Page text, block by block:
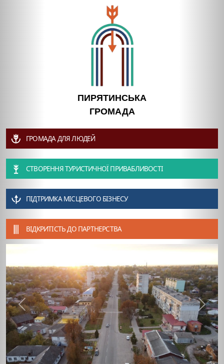
ПИРЯТИНСЬКА
ГРОМАДА
ГРОМАДА ДЛЯ ЛЮДЕЙ
СТВОРЕННЯ ТУРИСТИЧНОЇ ПРИВАБЛИВОСТІ
ПІДТРИМКА МІСЦЕВОГО БІЗНЕСУ
ВІДКРИТІСТЬ ДО ПАРТНЕРСТВА
Previous Next